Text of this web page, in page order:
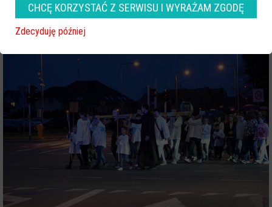
CHCĘ KORZYSTAĆ Z SERWISU I WYRAŻAM ZGODĘ
Zdecyduję później